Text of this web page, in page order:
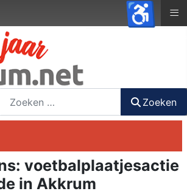
Zoeken
voetbalplaatjesactie
in Akkrum
≡
♿